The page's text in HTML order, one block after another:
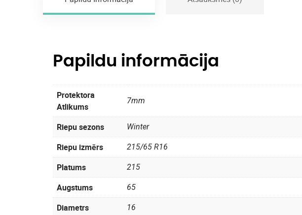
Papildu informācija
Protektora
Atlikums
7mm
Riepu sezons Winter
Riepu izmērs 215/65 R16
Platums 215
Augstums 65
Diametrs 16